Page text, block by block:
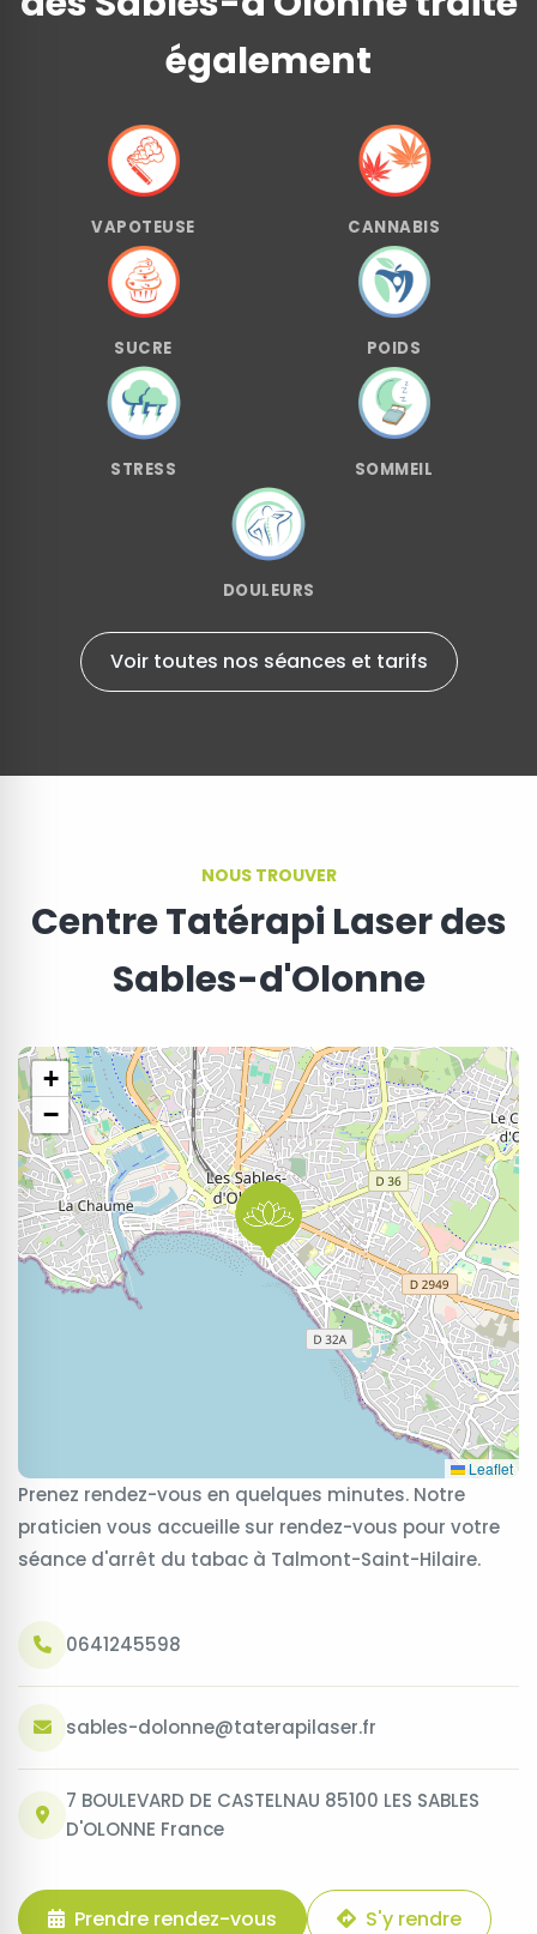
également
VAPOTEUSE CANNABIS
SUCRE POIDS
STRESS SOMMEIL
DOULEURS
Voir toutes nos séances et tarifs
NOUS TROUVER
Centre Tatérapi Laser des
Sables-d'Olonne
+
−
Leaflet
Prenez rendez-vous en quelques minutes. Notre
praticien vous accueille sur rendez-vous pour votre
séance d'arrêt du tabac à Talmont-Saint-Hilaire.
0641245598
sables-dolonne@taterapilaser.fr
7 BOULEVARD DE CASTELNAU 85100 LES SABLES
D'OLONNE France
Prendre rendez-vous S'y rendre